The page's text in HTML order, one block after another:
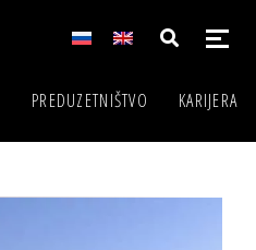
PREDUZETNIŠTVO KARIJERA